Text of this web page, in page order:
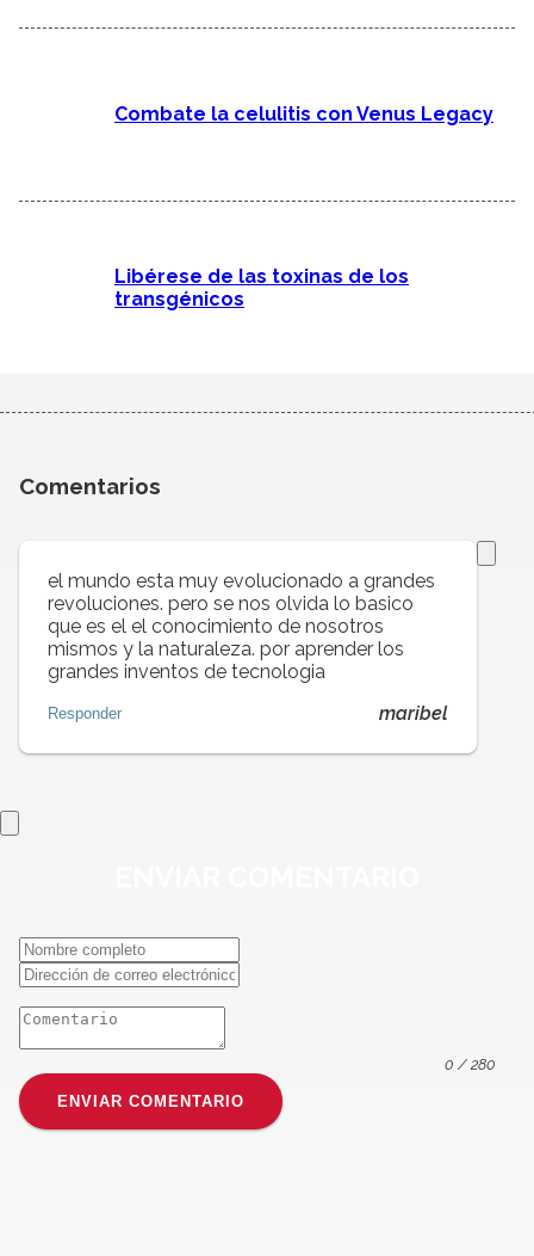
Combate la celulitis con Venus Legacy
Libérese de las toxinas de los
transgénicos
Comentarios
el mundo esta muy evolucionado a grandes
revoluciones. pero se nos olvida lo basico
que es el el conocimiento de nosotros
mismos y la naturaleza. por aprender los
grandes inventos de tecnologia
Responder maribel
0 / 280
ENVIAR COMENTARIO